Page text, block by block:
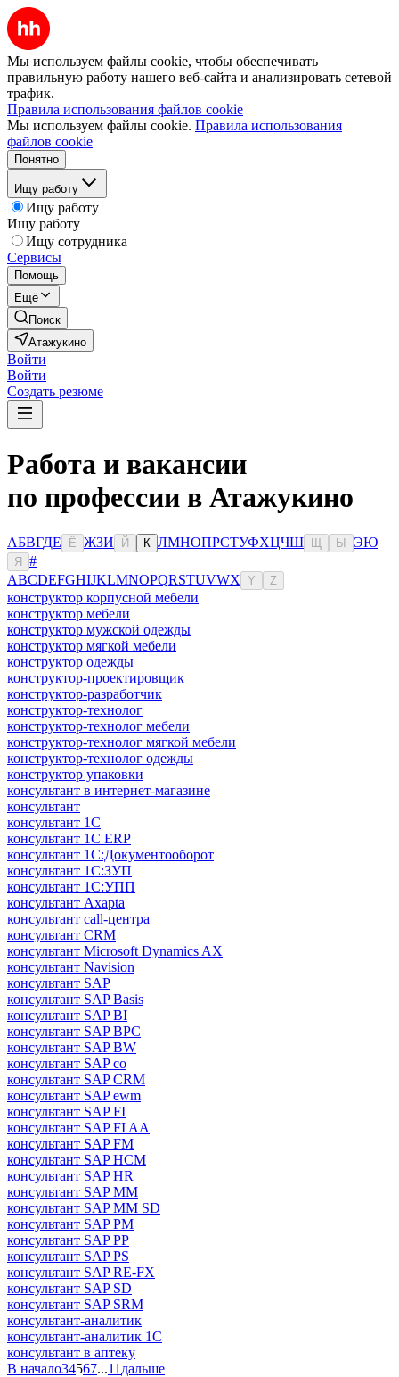
Мы используем файлы cookie, чтобы обеспечивать
правильную работу нашего веб-сайта и анализировать сетевой
трафик.
Правила использования файлов cookie
Мы используем файлы cookie. Правила использования
файлов cookie
Понятно
Ищу работу
Ищу работу
Ищу работу
Ищу сотрудника
Сервисы
Помощь
Ещё
Поиск
Атажукино
Войти
Войти
Создать резюме
Работа и вакансии
по профессии в Атажукино
АБВГДЕ Ё ЖЗИ Й К ЛМНОПРСТУФХЦЧШ Ы ЭЮ
Я
#
ABCDEFGHIJKLMNOPQRSTUVWX Y Z
конструктор корпусной мебели
конструктор мебели
конструктор мужской одежды
конструктор мягкой мебели
конструктор одежды
конструктор-проектировщик
конструктор-разработчик
конструктор-технолог
конструктор-технолог мебели
конструктор-технолог мягкой мебели
конструктор-технолог одежды
конструктор упаковки
консультaнт в интернет-мaгазине
консультант
консультант 1С
консультант 1С ERP
консультант 1С:Документооборот
консультант 1С:ЗУП
консультант 1С:УПП
консультант Axapta
консультант call-центра
консультант CRM
консультант Microsoft Dynamics AX
консультант Navision
консультант SAP
консультант SAP Basis
консультант SAP BI
консультант SAP BPC
консультант SAP BW
консультант SAP co
консультант SAP CRM
консультант SAP ewm
консультант SAP FI
консультант SAP FI AA
консультант SAP FM
консультант SAP HCM
консультант SAP HR
консультант SAP MM
консультант SAP MM SD
консультант SAP PM
консультант SAP PP
консультант SAP PS
консультант SAP RE-FX
консультант SAP SD
консультант SAP SRM
консультант-аналитик
консультант-аналитик 1С
консультант в аптеку
В начало34567...11 дальше